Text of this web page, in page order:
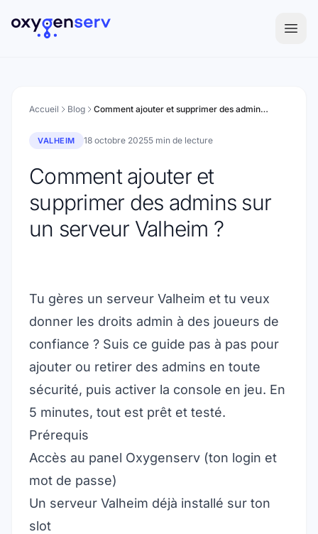
Accueil Blog Comment ajouter et supprimer des admins sur un serveur Valheim ?
VALHEIM 18 octobre 20255 min de lecture
Comment ajouter et
supprimer des admins sur
un serveur Valheim ?
Tu gères un serveur Valheim et tu veux
donner les droits admin à des joueurs de
confiance ? Suis ce guide pas à pas pour
ajouter ou retirer des admins en toute
sécurité, puis activer la console en jeu. En
5 minutes, tout est prêt et testé.
Prérequis
Accès au panel Oxygenserv (ton login et
mot de passe)
Un serveur Valheim déjà installé sur ton
slot